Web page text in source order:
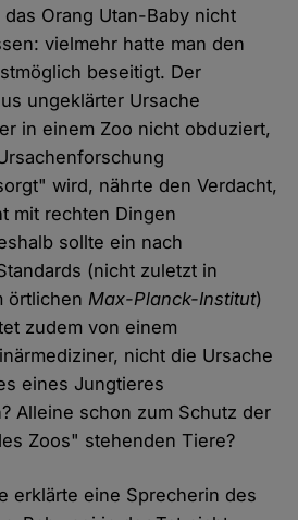
Orang Utan-Baby nicht
vielmehr hatte man den
beseitigt. Der
ungeklärter Ursache
in einem Zoo nicht obduziert,
wird, nährte den Verdacht,
mit rechten Dingen
sollte ein nach
(nicht zuletzt in
örtlichenMax-Planck-Institut)
zudem von einem
nicht die Ursache
eines Jungtieres
Alleine schon zum Schutz der
Zoos" stehenden Tiere?
erklärte eine Sprecherin des